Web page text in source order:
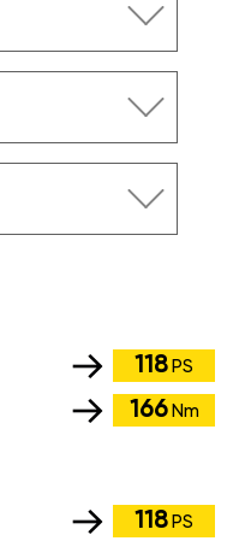
118 PS
166 Nm
118 PS